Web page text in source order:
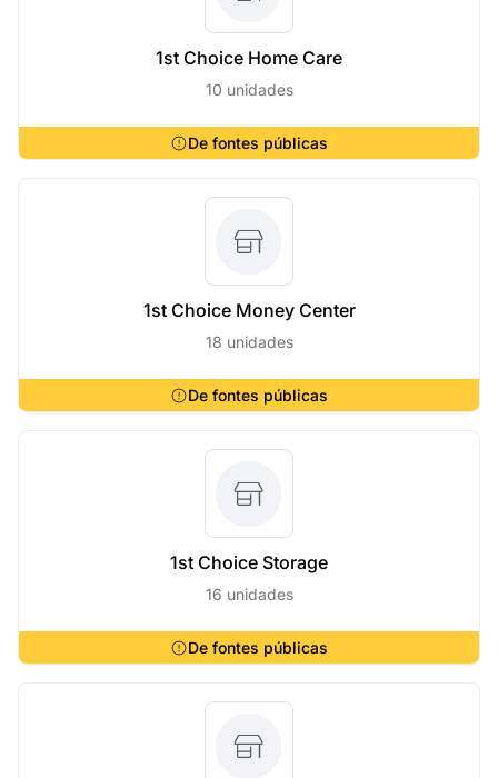
1st Choice Home Care
10 unidades
De fontes públicas
1st Choice Money Center
18 unidades
De fontes públicas
1st Choice Storage
16 unidades
De fontes públicas